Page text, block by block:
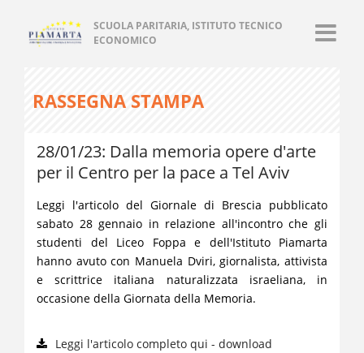
SCUOLA PARITARIA, ISTITUTO TECNICO
ECONOMICO
RASSEGNA STAMPA
28/01/23: Dalla memoria opere d'arte
per il Centro per la pace a Tel Aviv
Leggi l'articolo del Giornale di Brescia pubblicato
sabato 28 gennaio in relazione all'incontro che gli
studenti del Liceo Foppa e dell'Istituto Piamarta
hanno avuto con Manuela Dviri, giornalista, attivista
e scrittrice italiana naturalizzata israeliana, in
occasione della Giornata della Memoria.
Leggi l'articolo completo qui - download